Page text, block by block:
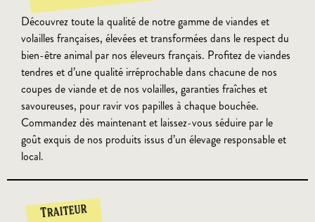
Découvrez toute la qualité de notre gamme de viandes et
volailles françaises, élevées et transformées dans le respect du
bien-être animal par nos éleveurs français. Profitez de viandes
tendres et d’une qualité irréprochable dans chacune de nos
coupes de viande et de nos volailles, garanties fraîches et
savoureuses, pour ravir vos papilles à chaque bouchée.
Commandez dès maintenant et laissez-vous séduire par le
goût exquis de nos produits issus d’un élevage responsable et
local.
Traiteur